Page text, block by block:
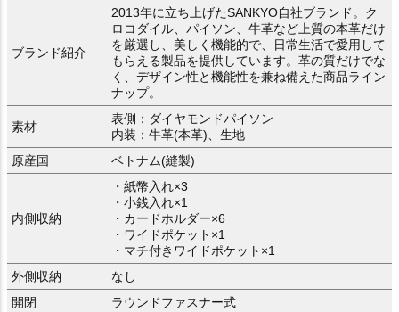
ブランド紹介
2013年に立ち上げたSANKYO自社ブランド。ク
ロコダイル、パイソン、牛革など上質の本革だけ
を厳選し、美しく機能的で、日常生活で愛用して
もらえる製品を提供しています。革の質だけでな
く、デザイン性と機能性を兼ね備えた商品ライン
ナップ。
素材
表側：ダイヤモンドパイソン
内装：牛革(本革)、生地
原産国
ベトナム(縫製)
内側収納
・紙幣入れ×3
・小銭入れ×1
・カードホルダー×6
・ワイドポケット×1
・マチ付きワイドポケット×1
外側収納
なし
開閉
ラウンドファスナー式